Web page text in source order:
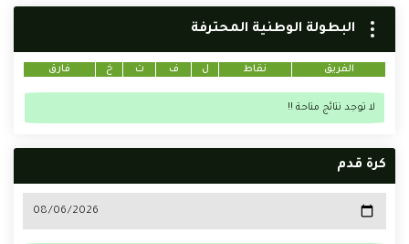
البطولة الوطنية المحترفة
الفريق نقاط ل ف ت خ فارق
لا توجد نتائج متاحة !!
كرة قدم